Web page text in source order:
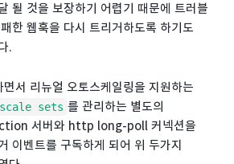
될 것을 보장하기 어렵기 때문에 트러블
한 웹훅을 다시 트리거하도록 하기도
.
서 리뉴얼 오토스케일링을 지원하는
sets 를 관리하는 별도의
서버와 http long-poll 커넥션을
이벤트를 구독하게 되어 위 두가지